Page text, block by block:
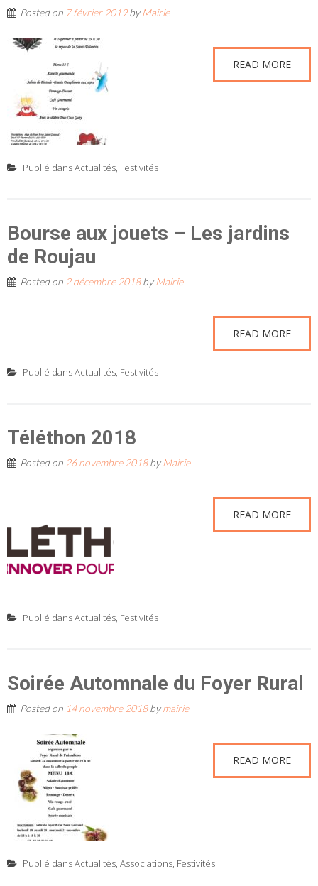
Posted on 7 février 2019byMairie
READ MORE
Publié dansActualités, Festivités
Bourse aux jouets – Les jardins
de Roujau
Posted on 2 décembre 2018byMairie
READ MORE
Publié dansActualités, Festivités
Téléthon 2018
Posted on 26 novembre 2018byMairie
READ MORE
Publié dansActualités, Festivités
Soirée Automnale du Foyer Rural
Posted on 14 novembre 2018bymairie
READ MORE
Publié dansActualités, Associations, Festivités